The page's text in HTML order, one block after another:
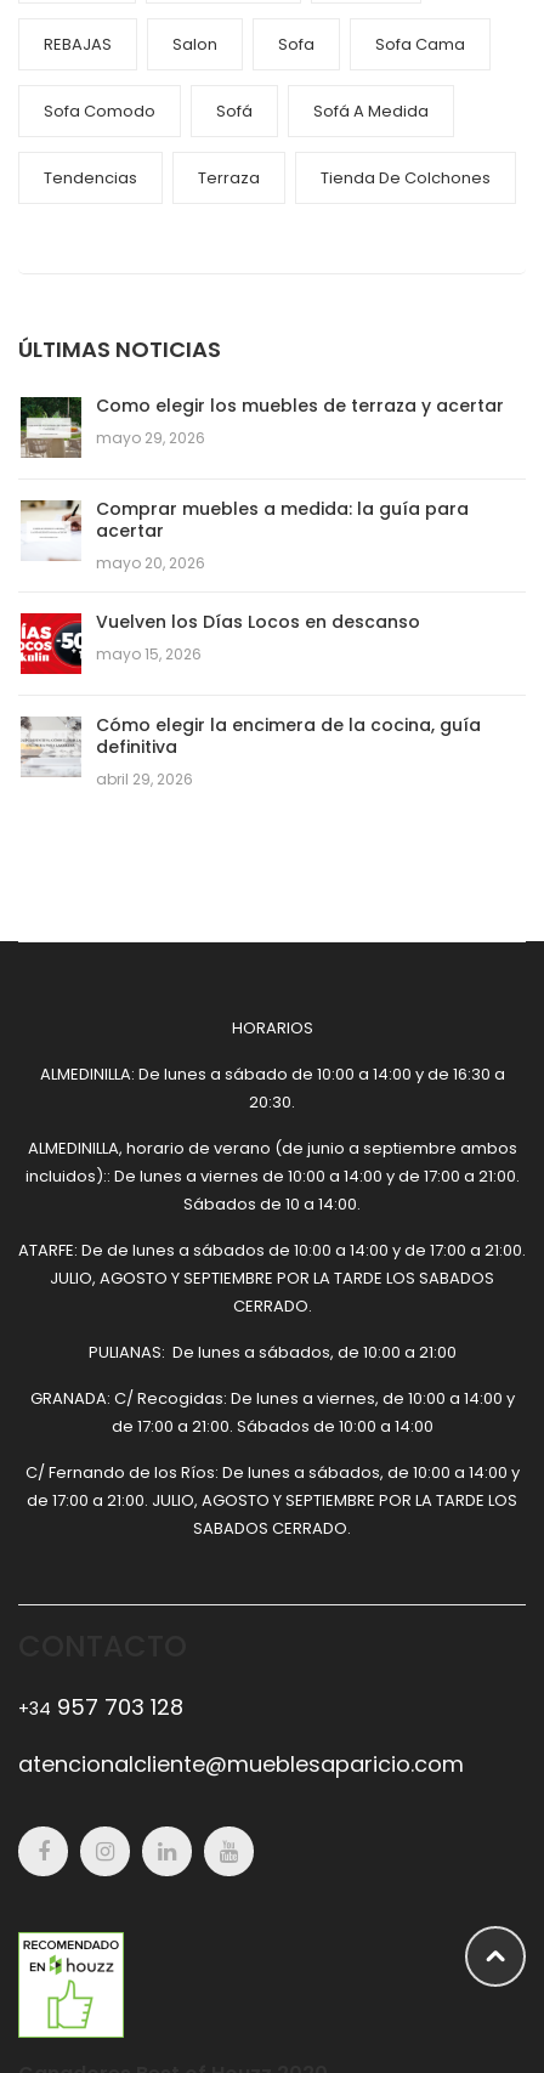
REBAJAS Salon Sofa Sofa Cama
Sofa Comodo Sofá Sofá A Medida
Tendencias Terraza Tienda De Colchones
ÚLTIMAS NOTICIAS
Como elegir los muebles de terraza y acertar
mayo 29, 2026
Comprar muebles a medida: la guía para
acertar
mayo 20, 2026
Vuelven los Días Locos en descanso
mayo 15, 2026
Cómo elegir la encimera de la cocina, guía
definitiva
abril 29, 2026
HORARIOS
ALMEDINILLA: De lunes a sábado de 10:00 a 14:00 y de 16:30 a
20:30.
ALMEDINILLA, horario de verano (de junio a septiembre ambos
incluidos):: De lunes a viernes de 10:00 a 14:00 y de 17:00 a 21:00.
Sábados de 10 a 14:00.
ATARFE: De de lunes a sábados de 10:00 a 14:00 y de 17:00 a 21:00.
JULIO, AGOSTO Y SEPTIEMBRE POR LA TARDE LOS SABADOS
CERRADO.
PULIANAS: De lunes a sábados, de 10:00 a 21:00
GRANADA: C/ Recogidas: De lunes a viernes, de 10:00 a 14:00 y
de 17:00 a 21:00. Sábados de 10:00 a 14:00
C/ Fernando de los Ríos: De lunes a sábados, de 10:00 a 14:00 y
de 17:00 a 21:00. JULIO, AGOSTO Y SEPTIEMBRE POR LA TARDE LOS
SABADOS CERRADO.
+34 957 703 128
atencionalcliente@mueblesaparicio.com